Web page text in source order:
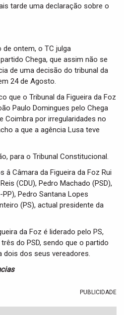
tarde uma declaração sobre o
ontem, o TC julga
Chega, que assim não se
de uma decisão do tribunal da
24 de Agosto.
que o Tribunal da Figueira da Foz
Paulo Domingues pelo Chega
Coimbra por irregularidades no
a que a agência Lusa teve
para o Tribunal Constitucional.
â Câmara da Figueira da Foz Rui
(CDU), Pedro Machado (PSD),
Pedro Santana Lopes
(PS), actual presidente da
da Foz é liderado pelo PS,
do PSD, sendo que o partido
dos seus vereadores.
PUBLICIDADE